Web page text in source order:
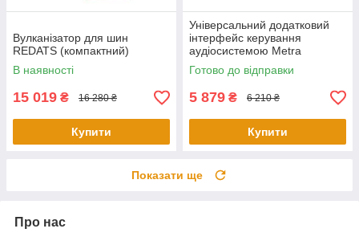
Вулканізатор для шин
REDATS (компактний)
В наявності
15 019 ₴ 16 280 ₴
Купити
Універсальний додатковий
інтерфейс керування
аудіосистемою Metra
ASWCSTALK
Готово до відправки
5 879 ₴ 6 210 ₴
Купити
Показати ще
Про нас